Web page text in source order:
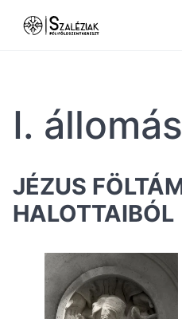
I. állomás
JÉZUS
HALOTTAIBÓL